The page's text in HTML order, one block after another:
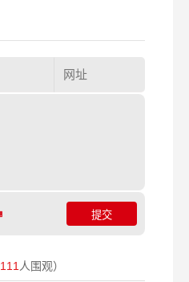
111 人围观）